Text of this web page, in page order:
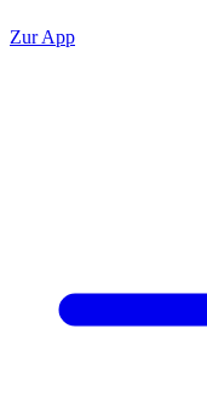
Zur App